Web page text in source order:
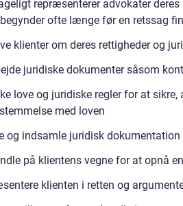
repræsenterer advokater deres
ofte længe før en retssag
klienter om deres rettigheder og
juridiske dokumenter såsom
love og juridiske regler for at sikre,
med loven
og indsamle juridisk
på klientens vegne for at opnå
klienten i retten og